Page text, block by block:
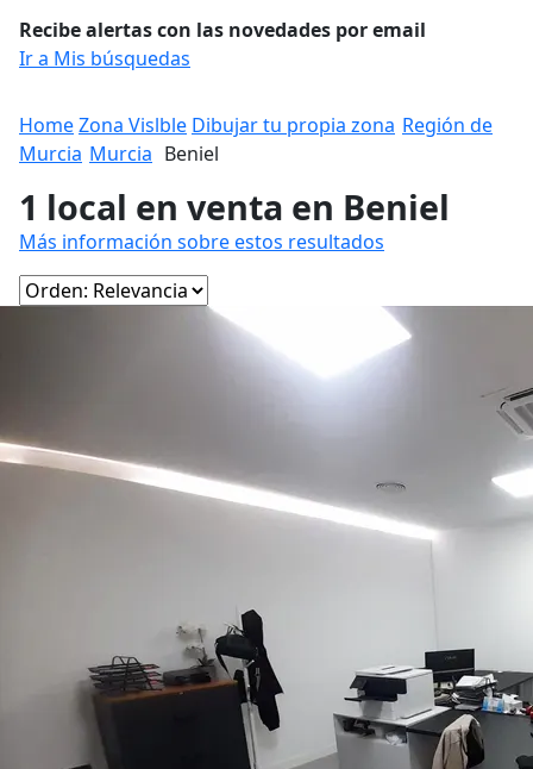
Recibe alertas con las novedades por email
Ir a Mis búsquedas
HomeZona Vislble Dibujar tu propia zona Región de
Murcia Murcia Beniel
1 local en venta en Beniel
Más información sobre estos resultados